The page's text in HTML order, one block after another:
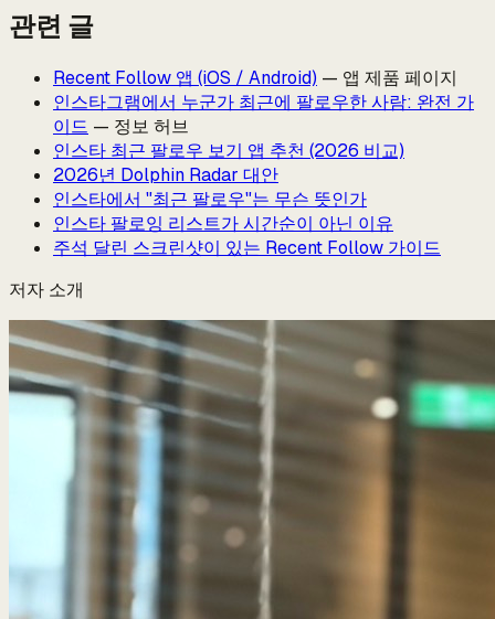
관련 글
Recent Follow 앱 (iOS / Android) — 앱 제품 페이지
인스타그램에서 누군가 최근에 팔로우한 사람: 완전 가
이드 — 정보 허브
인스타 최근 팔로우 보기 앱 추천 (2026 비교)
2026년 Dolphin Radar 대안
인스타에서 "최근 팔로우"는 무슨 뜻인가
인스타 팔로잉 리스트가 시간순이 아닌 이유
주석 달린 스크린샷이 있는 Recent Follow 가이드
저자 소개